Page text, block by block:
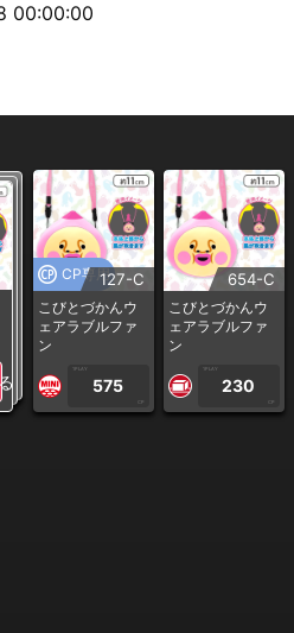
00:00:00
CP専用127-C
こびとづかんウ
ェアラブルファ
ン
1PLAY
575
CP
654-C
こびとづかんウ
ェアラブルファ
ン
1PLAY
230
CP